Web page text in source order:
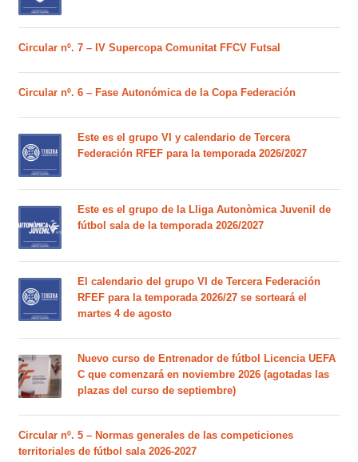
Circular nº. 7 – IV Supercopa Comunitat FFCV Futsal
Circular nº. 6 – Fase Autonómica de la Copa Federación
Este es el grupo VI y calendario de Tercera
Federación RFEF para la temporada 2026/2027
Este es el grupo de la Lliga Autonòmica Juvenil de
fútbol sala de la temporada 2026/2027
El calendario del grupo VI de Tercera Federación
RFEF para la temporada 2026/27 se sorteará el
martes 4 de agosto
Nuevo curso de Entrenador de fútbol Licencia UEFA
C que comenzará en noviembre 2026 (agotadas las
plazas del curso de septiembre)
Circular nº. 5 – Normas generales de las competiciones
territoriales de fútbol sala 2026-2027